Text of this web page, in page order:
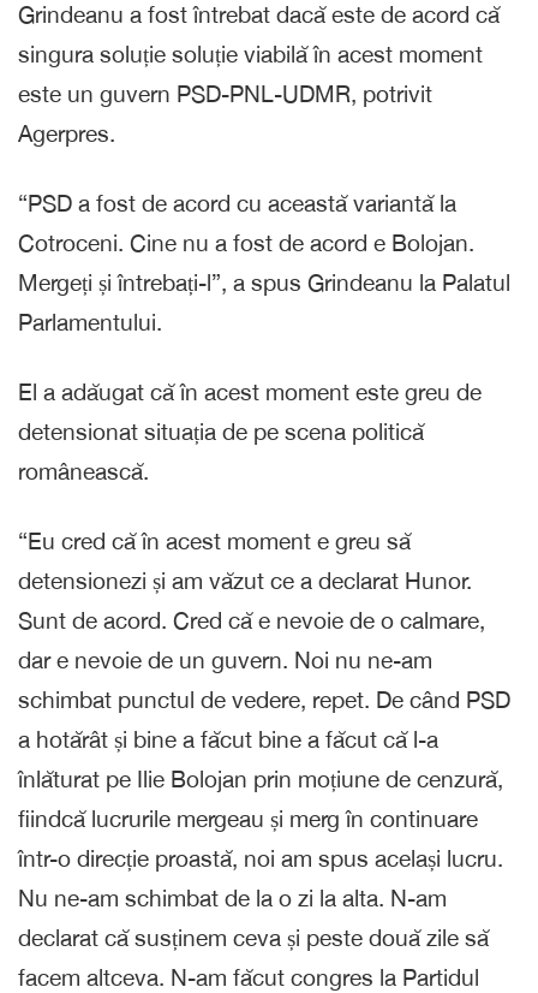
Grindeanu a fost întrebat dacă este de acord că
singura soluție soluție viabilă în acest moment
este un guvern PSD-PNL-UDMR, potrivit
Agerpres.
“PSD a fost de acord cu această variantă la
Cotroceni. Cine nu a fost de acord e Bolojan.
Mergeți și întrebați-l”, a spus Grindeanu la Palatul
Parlamentului.
El a adăugat că în acest moment este greu de
detensionat situația de pe scena politică
românească.
“Eu cred că în acest moment e greu să
detensionezi și am văzut ce a declarat Hunor.
Sunt de acord. Cred că e nevoie de o calmare,
dar e nevoie de un guvern. Noi nu ne-am
schimbat punctul de vedere, repet. De când PSD
a hotărât și bine a făcut bine a făcut că l-a
înlăturat pe Ilie Bolojan prin moțiune de cenzură,
fiindcă lucrurile mergeau și merg în continuare
într-o direcție proastă, noi am spus același lucru.
Nu ne-am schimbat de la o zi la alta. N-am
declarat că susținem ceva și peste două zile să
facem altceva. N-am făcut congres la Partidul